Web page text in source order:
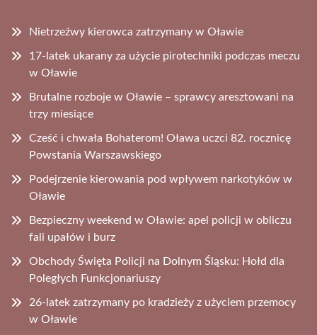
Nietrzeźwy kierowca zatrzymany w Oławie
17-latek ukarany za użycie pirotechniki podczas meczu
w Oławie
Brutalne rozboje w Oławie – sprawcy aresztowani na
trzy miesiące
Cześć i chwała Bohaterom! Oława uczci 82. rocznicę
Powstania Warszawskiego
Podejrzenie kierowania pod wpływem narkotyków w
Oławie
Bezpieczny weekend w Oławie: apel policji w obliczu
fali upałów i burz
Obchody Święta Policji na Dolnym Śląsku: Hołd dla
Poległych Funkcjonariuszy
26-latek zatrzymany po kradzieży z użyciem przemocy
w Oławie